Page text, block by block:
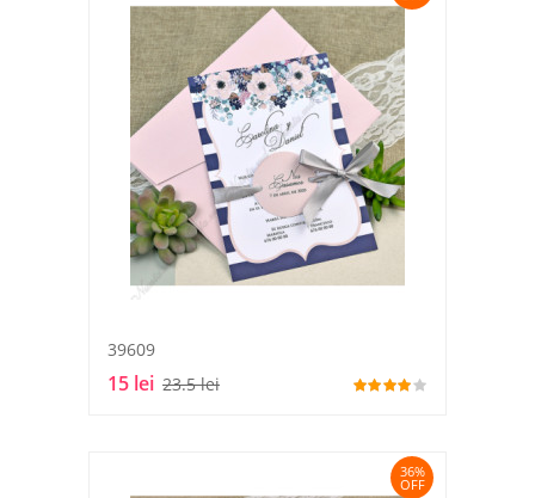
39609
15 lei 23.5 lei
36%
OFF